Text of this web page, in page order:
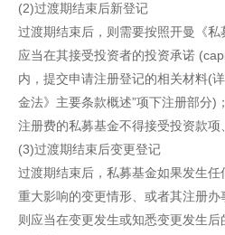
(2)过渡期结束后新登记
过渡期结束后，则需要按照开曼《
应当在其接受投资者的投资承诺
内，提交申请注册登记的相关材料(
金法》主要条款概述”项下注册部分)
注册费的私募基金不得接受投资款项
(3)过渡期结束后变更登记
过渡期结束后，私募基金如果发生
重大影响的变更情形、或者其注册办
则应当在变更发生或知悉变更发生